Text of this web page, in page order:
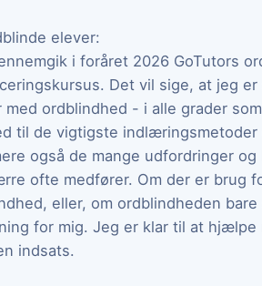
elever:
i foråret 2026 GoTutors
Det vil sige, at jeg
med ordblindhed - i alle grader
til de vigtigste
også de mange udfordringer
ofte medfører. Om der er brug
eller, om ordblindheden
for mig. Jeg er klar til at
indsats.